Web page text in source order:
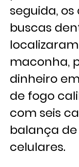
seguida,
buscas
maconha,
dinheiro
de fogo
com seis
balança
celulares.